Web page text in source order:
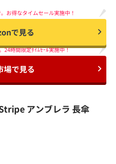
お得なタイムセール実施中！
で見る
24時間限定ﾀｲﾑｾｰﾙ実施中！
場で見る
アンブレラ 長傘